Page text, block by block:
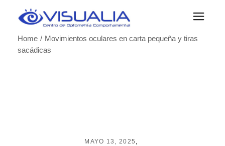
Home
Movimientos oculares en carta pequeña y tiras
sacádicas
MAYO 13, 2025